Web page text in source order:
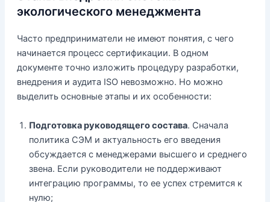
экологического менеджмента
Часто предприниматели не имеют понятия, с чего
начинается процесс сертификации. В одном
документе точно изложить процедуру разработки,
внедрения и аудита ISO невозможно. Но можно
выделить основные этапы и их особенности:
Подготовка руководящего состава. Сначала
политика СЭМ и актуальность его введения
обсуждается с менеджерами высшего и среднего
звена. Если руководители не поддерживают
интеграцию программы, то ее успех стремится к
нулю;